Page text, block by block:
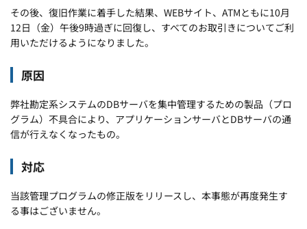
その後、復旧作業に着手した結果、WEBサイト、ATMともに10月
12日（金）午後9時過ぎに回復し、すべてのお取引きについてご利
用いただけるようになりました。
原因
弊社勘定系システムのDBサーバを集中管理するための製品（プロ
グラム）不具合により、アプリケーションサーバとDBサーバの通
信が行えなくなったもの。
対応
当該管理プログラムの修正版をリリースし、本事態が再度発生す
る事はございません。